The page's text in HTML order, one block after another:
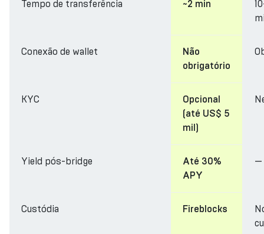
Tempo de transferência ~2 min
Conexão de wallet
Não
obrigatório
KYC
Opcional
(até US$ 5
mil)
Yield pós-bridge
Até 30%
APY
—
Custódia Fireblocks